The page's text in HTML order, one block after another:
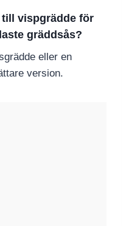
vispgrädde för
gräddsås?
eller en
version.